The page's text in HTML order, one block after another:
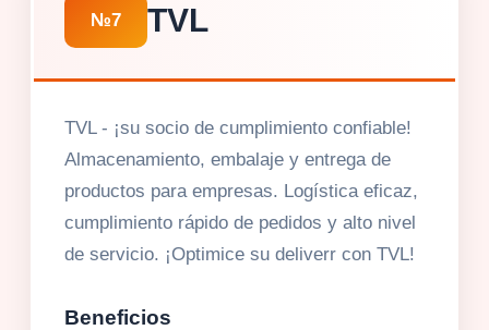
№7 TVL
TVL - ¡su socio de cumplimiento confiable!
Almacenamiento, embalaje y entrega de
productos para empresas. Logística eficaz,
cumplimiento rápido de pedidos y alto nivel
de servicio. ¡Optimice su deliverr con TVL!
Beneficios